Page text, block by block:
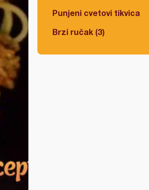
Punjeni cvetovi tikvica
Brzi ručak (3)